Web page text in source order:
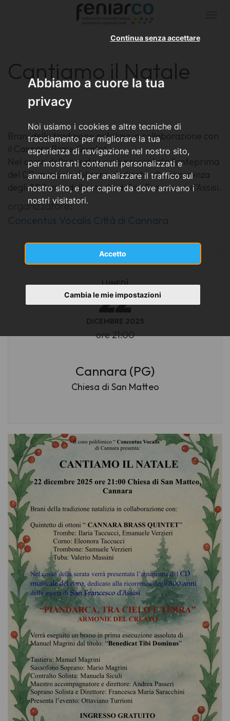
Abbiamo a cuore la tua
privacy
Noi usiamo i cookies e altre tecniche di
tracciamento per migliorare la tua
esperienza di navigazione nel nostro sito,
per mostrarti contenuti personalizzati e
annunci mirati, per analizzare il traffico sul
nostro sito, e per capire da dove arrivano i
nostri visitatori.
Accetto
Continua senza accettare
Cambia le mie impostazioni
Cantiamo il Natale
Brani della tradizione natalizia in collaborazione con
il Cannara Brass Quintet.
Nel corso della serata verrà presentata l'anteprima
del CD musicale del coro, dedicato alla ricorrenza
degli 800 anni dalla morte di San Francesco d'Assisi.
organizzatore:
Concentus Vocalis Città di Cannara
LUNEDÌ
22
DICEMBRE 2025
ore 21:00
Cannara (PG)
Chiesa di San Matteo